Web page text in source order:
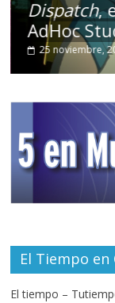
Dispatch,
AdHoc
25 noviembre,
El Tiempo en
El tiempo –